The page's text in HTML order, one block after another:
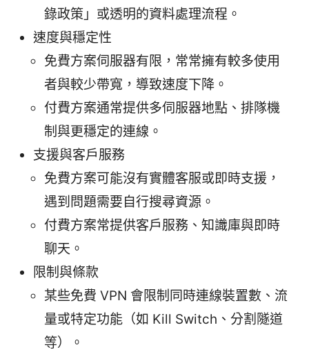
錄政策」或透明的資料處理流程。
速度與穩定性
免費方案伺服器有限，常常擁有較多使用
者與較少帶寬，導致速度下降。
付費方案通常提供多伺服器地點、排隊機
制與更穩定的連線。
支援與客戶服務
免費方案可能沒有實體客服或即時支援，
遇到問題需要自行搜尋資源。
付費方案常提供客戶服務、知識庫與即時
聊天。
限制與條款
某些免費 VPN 會限制同時連線裝置數、流
量或特定功能（如 Kill Switch、分割隧道
等）。